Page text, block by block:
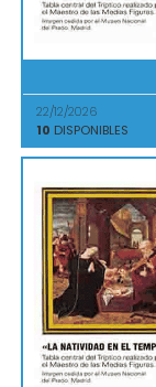
22/12/2026
10 DISPONIBLES